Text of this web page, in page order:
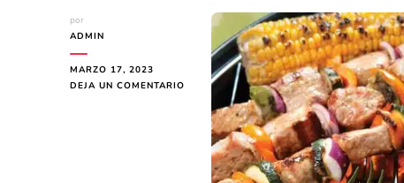
por
ADMIN
MARZO 17, 2023
DEJA UN COMENTARIO
PUEDE
COMER